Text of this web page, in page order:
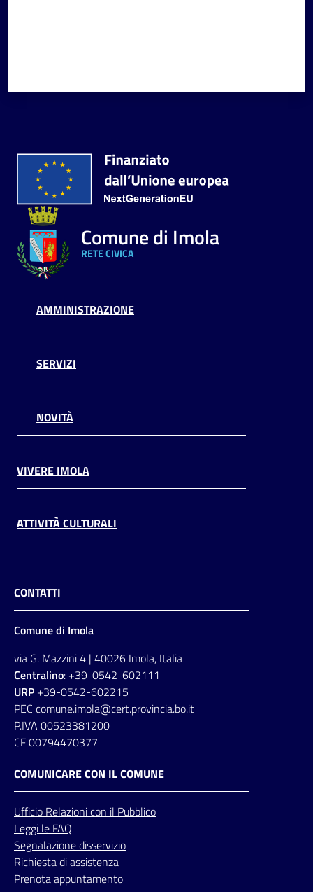
Comune di Imola
RETE CIVICA
AMMINISTRAZIONE
SERVIZI
NOVITÀ
VIVERE IMOLA
ATTIVITÀ CULTURALI
CONTATTI
Comune di Imola
via G. Mazzini 4 | 40026 Imola, Italia
Centralino: +39-0542-602111
URP +39-0542-602215
PEC comune.imola@cert.provincia.bo.it
P.IVA 00523381200
CF 00794470377
COMUNICARE CON IL COMUNE
Ufficio Relazionicon il Pubblico
Leggi le FAQ
Segnalazione disservizio
Richiesta di assistenza
Prenota appuntamento